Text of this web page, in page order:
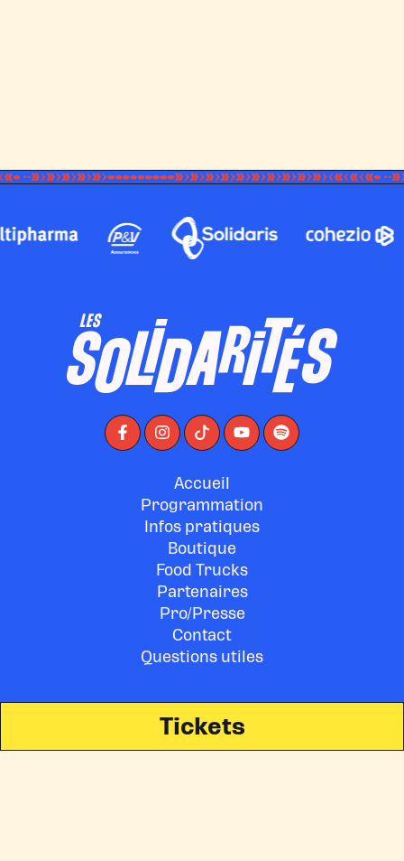
Tickets
Accueil
Programmation
Infos pratiques
Boutique
Food Trucks
Partenaires
Pro/Presse
Contact
Questions utiles